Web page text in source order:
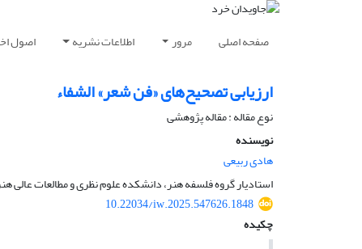
صفحه اصلی مرور اطلاعات نشریه اصول
ارزیابی تصحیح‌های «فن شعر» الشفاء
نوع مقاله : مقاله پژوهشی
نویسنده
هادی ربیعی
استادیار گروه فلسفه هنر، دانشکده علوم نظری و مطالعات عالی
10.22034/iw.2025.547626.1848
چکیده